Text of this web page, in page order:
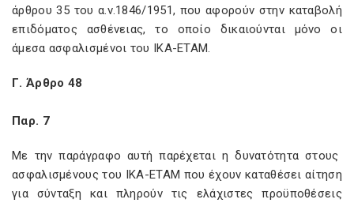
άρθρου 35 του α.ν.1846/1951, που αφορούν στην καταβολή
επιδόματος ασθένειας, το οποίο δικαιούνται μόνο οι
άμεσα ασφαλισμένοι του ΙΚΑ-ΕΤΑΜ.
Γ. Άρθρο 48
Παρ. 7
Με την παράγραφο αυτή παρέχεται η δυνατότητα στους
ασφαλισμένους του ΙΚΑ-ΕΤΑΜ που έχουν καταθέσει αίτηση
για σύνταξη και πληρούν τις ελάχιστες προϋποθέσεις